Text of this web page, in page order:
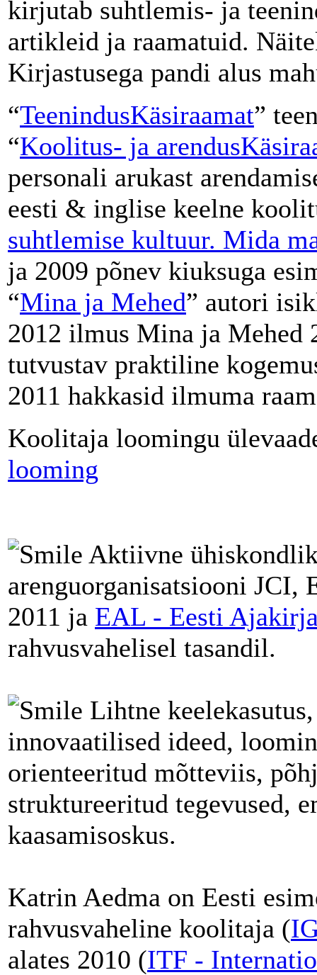
kirjutab suhtlemis- ja
artikleid ja raamatuid.
Kirjastusega pandi alus
“TeenindusKäsiraamat”
“Koolitus- ja
personali arukast
eesti & inglise keelne
suhtlemise kultuur. Mida
ja 2009 põnev kiuksuga
“Mina ja Mehed” autori
2012 ilmus Mina ja
tutvustav praktiline
2011 hakkasid ilmuma
Koolitaja loomingu
looming
Aktiivne
arenguorganisatsiooni
2011 ja EAL - Eesti
rahvusvahelisel tasandil.
Lihtne
innovaatilised ideed,
orienteeritud mõtteviis,
struktureeritud tegevused,
kaasamisoskus.
Katrin Aedma on Eesti
rahvusvaheline koolitaja (
alates 2010 (ITF -